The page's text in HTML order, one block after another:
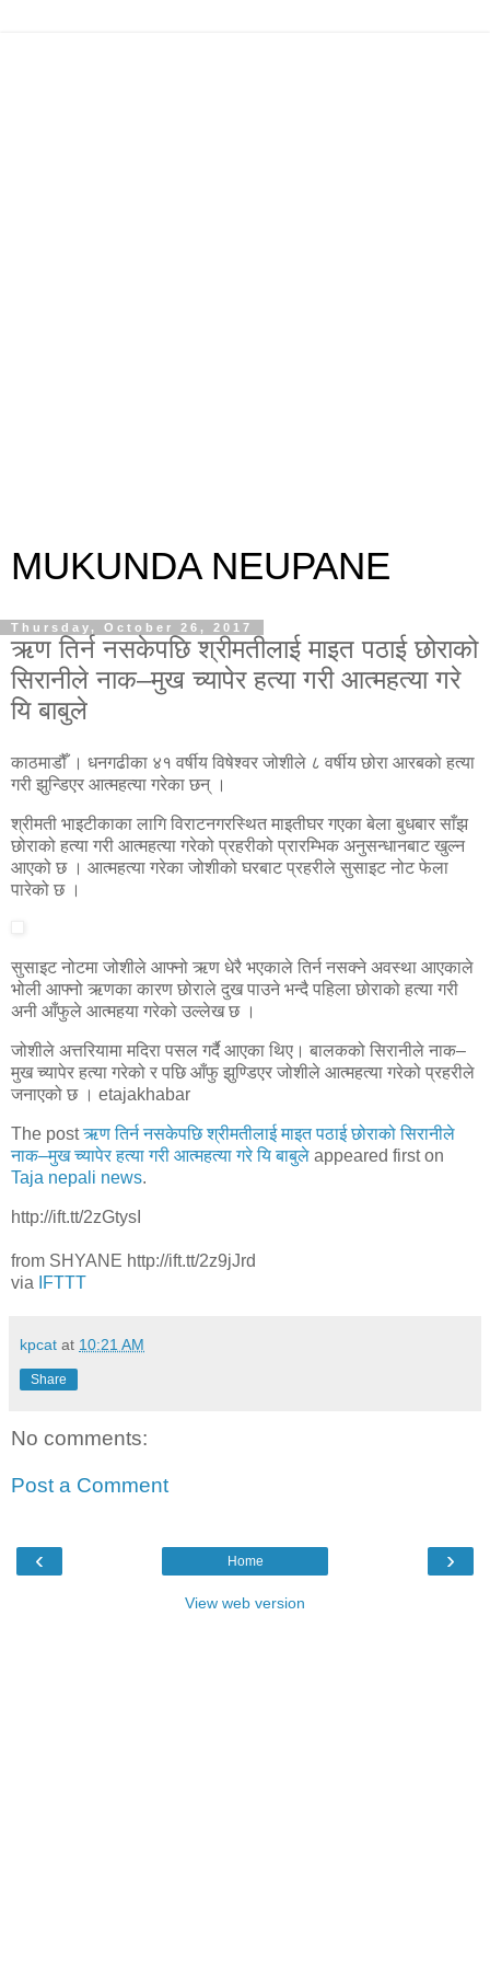
MUKUNDA NEUPANE
Thursday, October 26, 2017
ऋण तिर्न नसकेपछि श्रीमतीलाई माइत पठाई छोराको
सिरानीले नाक–मुख च्यापेर हत्या गरी आत्महत्या गरे
यि बाबुले
काठमाडौँ । धनगढीका ४१ वर्षीय विषेश्वर जोशीले ८ वर्षीय छोरा आरबको हत्या
गरी झुन्डिएर आत्महत्या गरेका छन् ।
श्रीमती भाइटीकाका लागि विराटनगरस्थित माइतीघर गएका बेला बुधबार साँझ
छोराको हत्या गरी आत्महत्या गरेको प्रहरीको प्रारम्भिक अनुसन्धानबाट खुल्न
आएको छ । आत्महत्या गरेका जोशीको घरबाट प्रहरीले सुसाइट नोट फेला
पारेको छ ।
सुसाइट नोटमा जोशीले आफ्नो ऋण धेरै भएकाले तिर्न नसक्ने अवस्था आएकाले
भोली आफ्नो ऋणका कारण छोराले दुख पाउने भन्दै पहिला छोराको हत्या गरी
अनी आँफुले आत्महया गरेको उल्लेख छ ।
जोशीले अत्तरियामा मदिरा पसल गर्दै आएका थिए। बालकको सिरानीले नाक–
मुख च्यापेर हत्या गरेको र पछि आँफु झुण्डिएर जोशीले आत्महत्या गरेको प्रहरीले
जनाएको छ । etajakhabar
The postऋण तिर्न नसकेपछि श्रीमतीलाई माइत पठाई छोराको सिरानीले
नाक–मुख च्यापेर हत्या गरी आत्महत्या गरे यि बाबुले appeared first on
Taja nepali news.
http://ift.tt/2zGtysI
from SHYANE http://ift.tt/2z9jJrd
via
IFTTT
kpcat at 10:21 AM
Share
No comments:
Post a Comment
‹ ›
Home
View web version